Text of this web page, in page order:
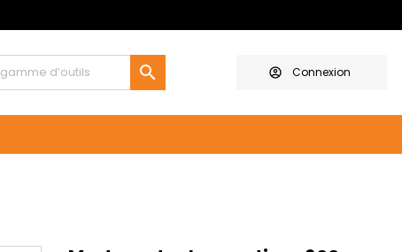
 Connexion